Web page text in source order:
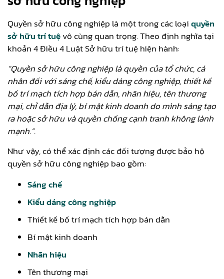
Quyền sở hữu công nghiệp là một trong các loạiquyền
sở hữu trí tuệvô cùng quan trọng. Theo định nghĩa tại
khoản 4 Điều 4 Luật Sở hữu trí tuệ hiện hành:
“Quyền sở hữu công nghiệp là quyền của tổ chức, cá
nhân đối với sáng chế, kiểu dáng công nghiệp, thiết kế
bố trí mạch tích hợp bán dẫn, nhãn hiệu, tên thương
mại, chỉ dẫn địa lý, bí mật kinh doanh do mình sáng tạo
ra hoặc sở hữu và quyền chống cạnh tranh không lành
mạnh.”.
Như vậy, có thể xác định các đối tượng được bảo hộ
quyền sở hữu công nghiệp bao gồm:
Sáng chế
Kiểu dáng công nghiệp
Thiết kế bố trí mạch tích hợp bán dẫn
Bí mật kinh doanh
Nhãn hiệu
Tên thương mại